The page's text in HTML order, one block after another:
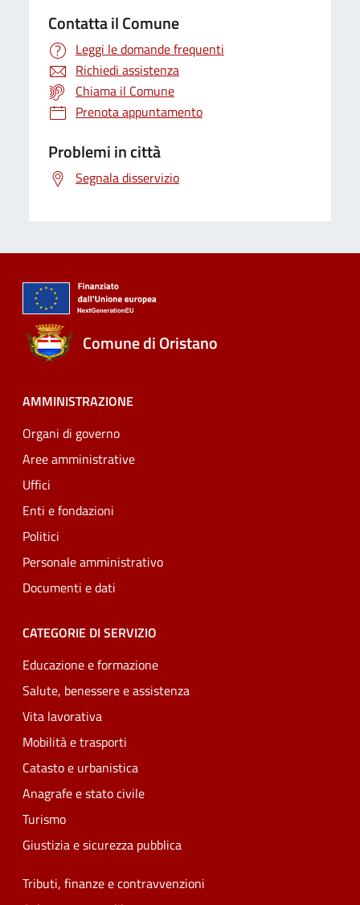
Contatta il Comune
Leggi le domande frequenti
Richiedi assistenza
Chiama il Comune
Prenota appuntamento
Problemi in città
Segnala disservizio
Comune di Oristano
AMMINISTRAZIONE
Organi di governo
Aree amministrative
Uffici
Enti e fondazioni
Politici
Personale amministrativo
Documenti e dati
CATEGORIE DI SERVIZIO
Educazione e formazione
Salute, benessere e assistenza
Vita lavorativa
Mobilità e trasporti
Catasto e urbanistica
Anagrafe e stato civile
Turismo
Giustizia e sicurezza pubblica
Tributi, finanze e contravvenzioni